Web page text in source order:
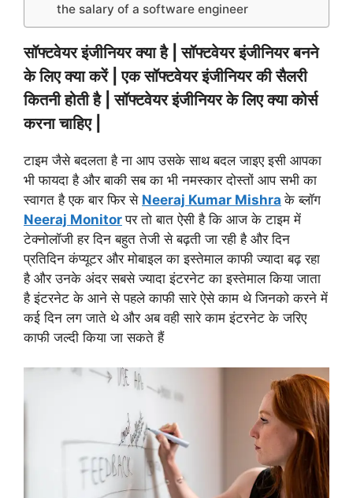
the salary of a software engineer
सॉफ्टवेयर इंजीनियर क्या है | सॉफ्टवेयर इंजीनियर बनने
के लिए क्या करें | एक सॉफ्टवेयर इंजीनियर की सैलरी
कितनी होती है | सॉफ्टवेयर इंजीनियर के लिए क्या कोर्स
करना चाहिए |
टाइम जैसे बदलता है ना आप उसके साथ बदल जाइए इसी आपका
भी फायदा है और बाकी सब का भी नमस्कार दोस्तों आप सभी का
स्वागत है एक बार फिर से Neeraj Kumar Mishra के ब्लॉग
Neeraj Monitor पर तो बात ऐसी है कि आज के टाइम में
टेक्नोलॉजी हर दिन बहुत तेजी से बढ़ती जा रही है और दिन
प्रतिदिन कंप्यूटर और मोबाइल का इस्तेमाल काफी ज्यादा बढ़ रहा
है और उनके अंदर सबसे ज्यादा इंटरनेट का इस्तेमाल किया जाता
है इंटरनेट के आने से पहले काफी सारे ऐसे काम थे जिनको करने में
कई दिन लग जाते थे और अब वही सारे काम इंटरनेट के जरिए
काफी जल्दी किया जा सकते हैं